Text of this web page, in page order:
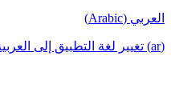
العربي (Arabic)
(ar) تغيير لغة التطبيق إلى العربية